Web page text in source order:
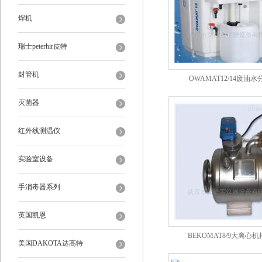
焊机
瑞士peterhir皮特
封管机
灭菌器
红外线测温仪
实验室设备
手消毒器系列
英国凯恩
美国DAKOTA达高特
OWAMAT12/14废油水
BEKOMAT8/9大离心机